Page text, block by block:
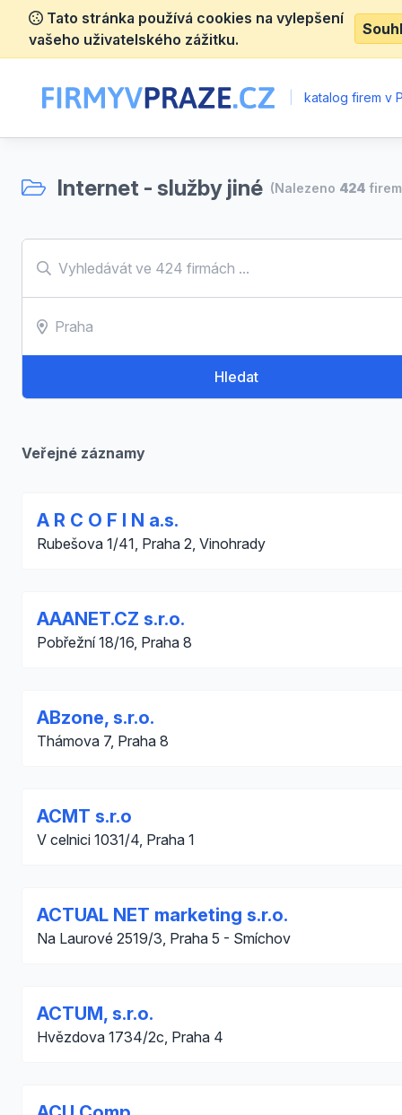
Tato stránka používá cookies na vylepšení
vašeho uživatelského zážitku.
katalog firem v
Internet - služby jiné (Nalezeno 424
Hledat
Veřejné záznamy
A R C O F I N a.s.
Rubešova 1/41, Praha 2, Vinohrady
AAANET.CZ s.r.o.
Pobřežní 18/16, Praha 8
ABzone, s.r.o.
Thámova 7, Praha 8
ACMT s.r.o
V celnici 1031/4, Praha 1
ACTUAL NET marketing s.r.o.
Na Laurové 2519/3, Praha 5 - Smíchov
ACTUM, s.r.o.
Hvězdova 1734/2c, Praha 4